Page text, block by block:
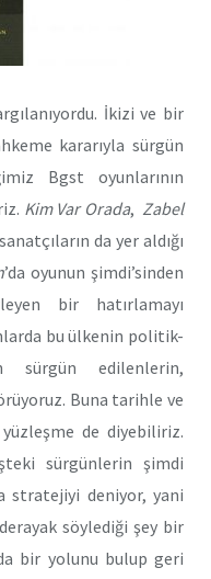
İkizi ve bir
kararıyla sürgün
Bgst oyunlarının
Kim Var Orada, Zabel
da yer aldığı
’da oyunun şimdi’sinden
bir hatırlamayı
bu ülkenin politik-
sürgün edilenlerin,
Buna tarihle ve
de diyebiliriz.
sürgünlerin şimdi
stratejiyi deniyor, yani
söylediği şey bir
bir yolunu bulup geri